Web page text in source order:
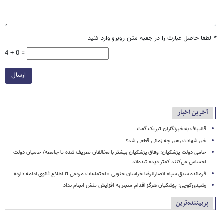
* لطفا حاصل عبارت را در جعبه متن روبرو وارد کنید
4 + 0 =
ارسال
آخرین اخبار
قالیباف به خبرنگاران تبریک گفت
خبر شهادت رهبر چه زمانی قطعی شد؟
حامی دولت پزشکیان: وفاق پزشکیان بیشتر با مخالفان تعریف شده تا جامعه/ حامیان دولت
احساس می‌کنند کمتر دیده شده‌اند
فرمانده سابق سپاه انصارالرضا خراسان جنوبی: «اجتماعات مردمی تا اطلاع ثانوی ادامه دارد»
رشیدی‌کوچی: پزشکیان هرگز اقدام منجر به افزایش تنش انجام نداد
پربیننده‌ترین